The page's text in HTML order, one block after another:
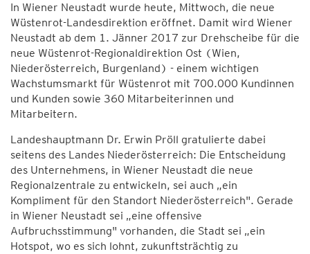
In Wiener Neustadt wurde heute, Mittwoch, die neue
Wüstenrot-Landesdirektion eröffnet. Damit wird Wiener
Neustadt ab dem 1. Jänner 2017 zur Drehscheibe für die
neue Wüstenrot-Regionaldirektion Ost (Wien,
Niederösterreich, Burgenland) - einem wichtigen
Wachstumsmarkt für Wüstenrot mit 700.000 Kundinnen
und Kunden sowie 360 Mitarbeiterinnen und
Mitarbeitern.
Landeshauptmann Dr. Erwin Pröll gratulierte dabei
seitens des Landes Niederösterreich: Die Entscheidung
des Unternehmens, in Wiener Neustadt die neue
Regionalzentrale zu entwickeln, sei auch „ein
Kompliment für den Standort Niederösterreich". Gerade
in Wiener Neustadt sei „eine offensive
Aufbruchsstimmung" vorhanden, die Stadt sei „ein
Hotspot, wo es sich lohnt, zukunftsträchtig zu